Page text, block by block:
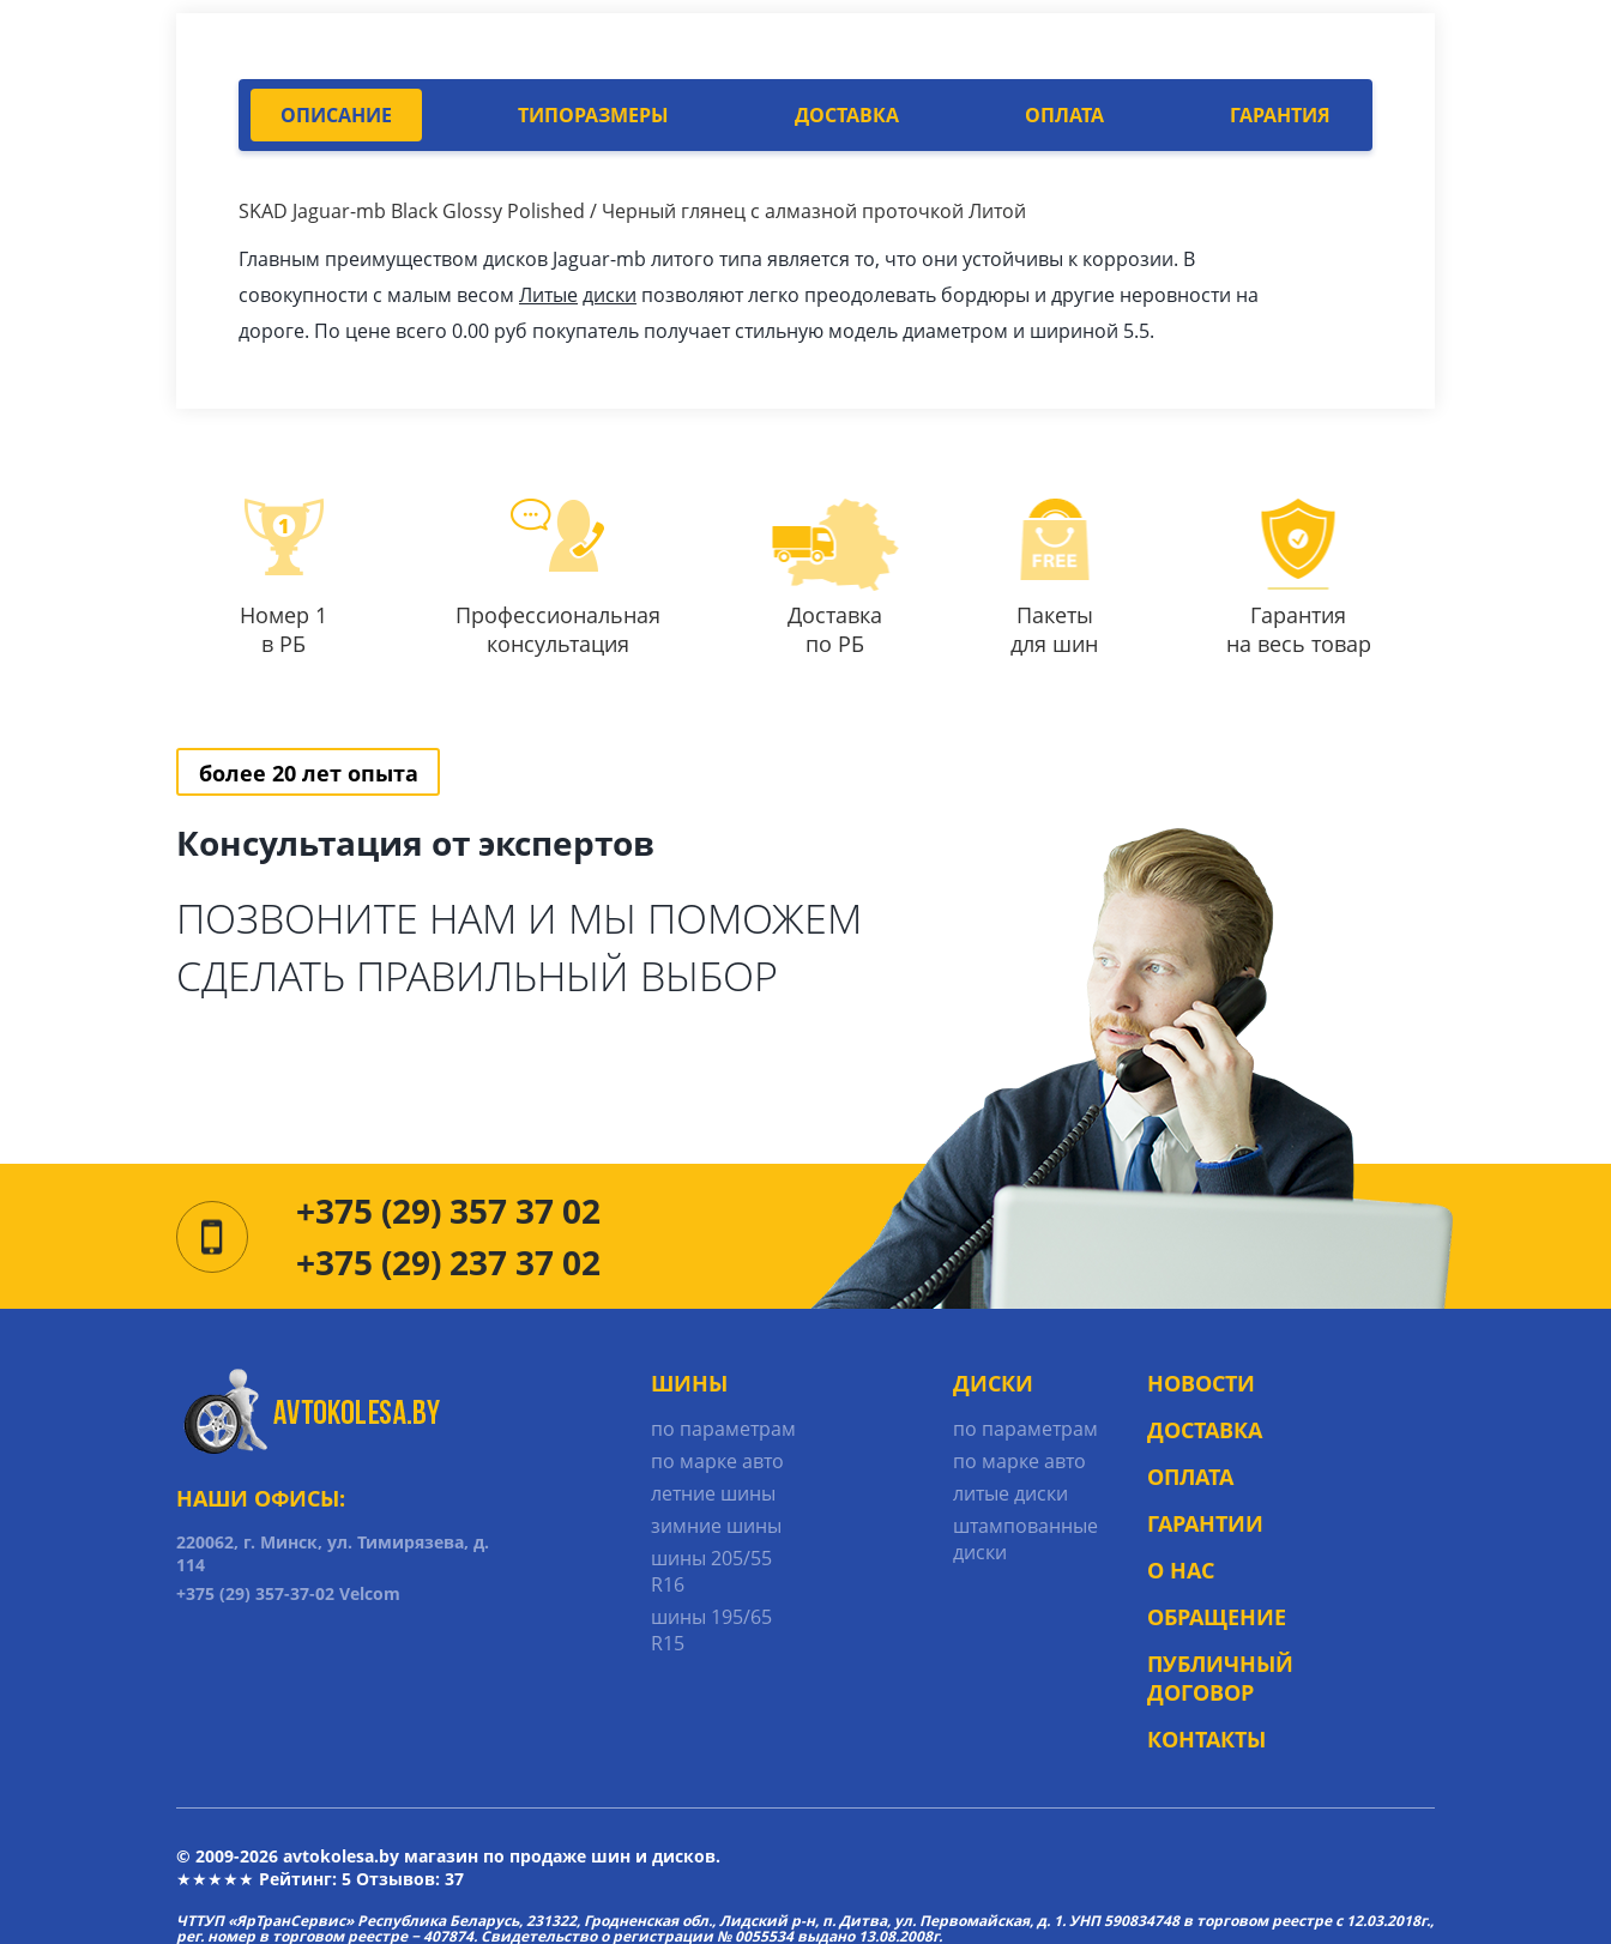
ОПИСАНИЕ ТИПОРАЗМЕРЫ ДОСТАВКА ОПЛАТА ГАРАНТИЯ
SKAD Jaguar-mb Black Glossy Polished / Черный глянец с алмазной проточкой Литой
Главным преимуществом дисков Jaguar-mb литого типа является то, что они устойчивы к коррозии. В
совокупности с малым весом Литыедиски позволяют легко преодолевать бордюры и другие неровности на
дороге. По цене всего 0.00 pуб покупатель получает стильную модель диаметром и шириной 5.5.
Номер 1
в РБ
Профессиональная
консультация
Доставка
по РБ
Пакеты
для шин
Гарантия
на весь товар
более 20 лет опыта
Консультация от экспертов
ПОЗВОНИТЕ НАМ И МЫ ПОМОЖЕМ
СДЕЛАТЬ ПРАВИЛЬНЫЙ ВЫБОР
+375 (29) 357 37 02
+375 (29) 237 37 02
НАШИ ОФИСЫ:
220062, г. Минск, ул. Тимирязева, д.
114
+375 (29) 357-37-02 Velcom
ШИНЫ
по параметрам
по марке авто
летние шины
зимние шины
шины 205/55
R16
шины 195/65
R15
ДИСКИ
по параметрам
по марке авто
литые диски
штампованные
диски
НОВОСТИ
ДОСТАВКА
ОПЛАТА
ГАРАНТИИ
О НАС
ОБРАЩЕНИЕ
ПУБЛИЧНЫЙ
ДОГОВОР
КОНТАКТЫ
© 2009-2026 avtokolesa.by магазин по продаже шин и дисков.
★★★★★ Рейтинг: 5 Отзывов: 37
ЧТТУП «ЯрТранСервис» Республика Беларусь, 231322, Гродненская обл., Лидский р-н, п. Дитва, ул. Первомайская, д. 1. УНП 590834748 в торговом реестре с 12.03.2018г.,
рег. номер в торговом реестре − 407874. Свидетельство о регистрации № 0055534 выдано 13.08.2008г.